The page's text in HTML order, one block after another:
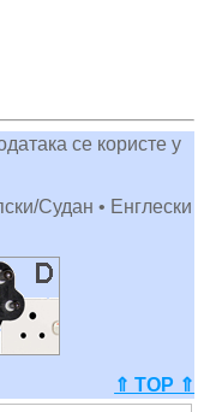
се користе у
Судан • Енглески
⇑ TOP ⇑